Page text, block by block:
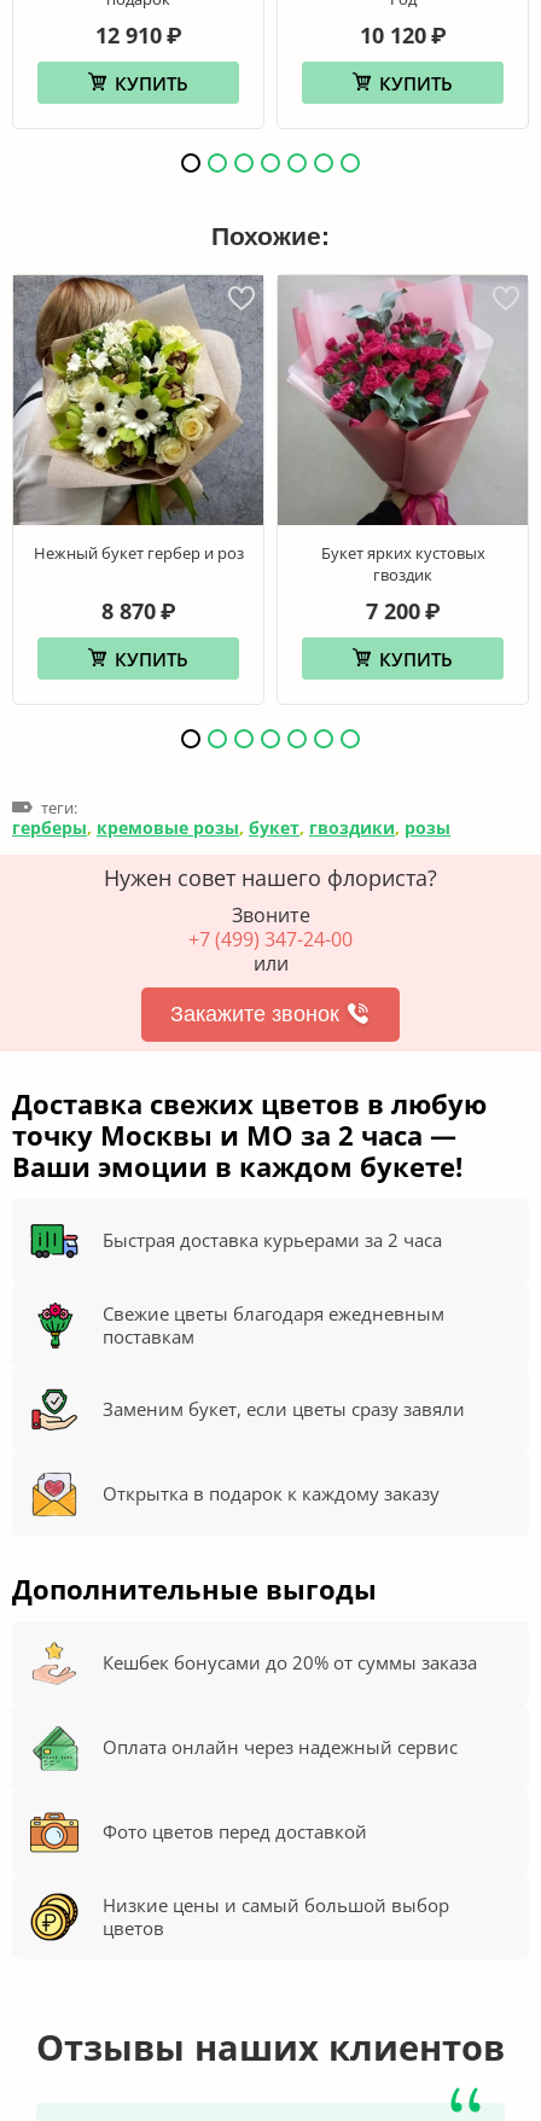
12 910 ₽
КУПИТЬ
10 120 ₽
КУПИТЬ
Похожие:
Нежный букет гербер и роз
8 870 ₽
КУПИТЬ
Букет ярких кустовых
гвоздик
7 200 ₽
КУПИТЬ
теги:
герберы, кремовые розы, букет, гвоздики, розы
Нужен совет нашего флориста?
Звоните
+7 (499) 347-24-00
или
Закажите звонок
Доставка свежих цветов в любую
точку Москвы и МО за 2 часа —
Ваши эмоции в каждом букете!
Быстрая доставка курьерами за 2 часа
Свежие цветы благодаря ежедневным
поставкам
Заменим букет, если цветы сразу завяли
Открытка в подарок к каждому заказу
Дополнительные выгоды
Кешбек бонусами до 20% от суммы заказа
Оплата онлайн через надежный сервис
Фото цветов перед доставкой
Низкие цены и самый большой выбор
цветов
Отзывы наших клиентов